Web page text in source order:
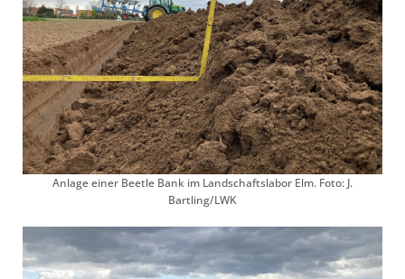
Anlage einer Beetle Bank im Landschaftslabor Elm. Foto: J.
Bartling/LWK